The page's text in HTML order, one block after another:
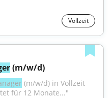
Vollzeit
(m/w/d)
(m/w/d) in Vollzeit
für 12 Monate..."